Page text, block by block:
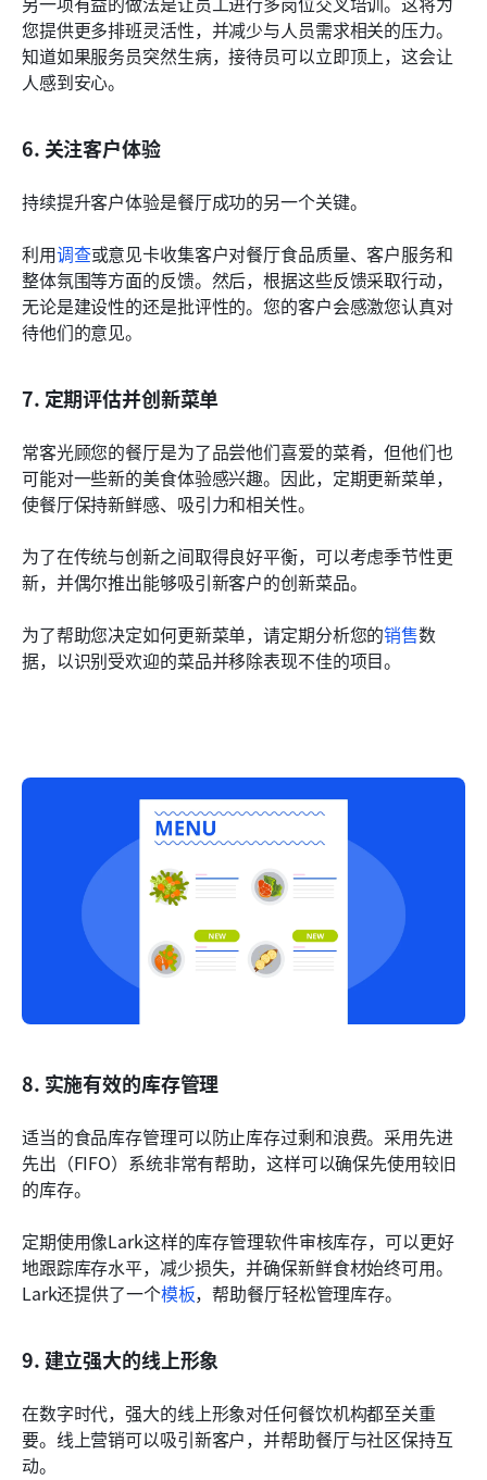
您提供更多排班灵活性，并减少与人员需求相关的压力。
知道如果服务员突然生病，接待员可以立即顶上，这会让
人感到安心。
6. 关注客户体验
持续提升客户体验是餐厅成功的另一个关键。
利用调查或意见卡收集客户对餐厅食品质量、客户服务和
整体氛围等方面的反馈。然后，根据这些反馈采取行动，
无论是建设性的还是批评性的。您的客户会感激您认真对
待他们的意见。
7. 定期评估并创新菜单
常客光顾您的餐厅是为了品尝他们喜爱的菜肴，但他们也
可能对一些新的美食体验感兴趣。因此，定期更新菜单，
使餐厅保持新鲜感、吸引力和相关性。
为了在传统与创新之间取得良好平衡，可以考虑季节性更
新，并偶尔推出能够吸引新客户的创新菜品。
为了帮助您决定如何更新菜单，请定期分析您的销售数
据，以识别受欢迎的菜品并移除表现不佳的项目。
8. 实施有效的库存管理
适当的食品库存管理可以防止库存过剩和浪费。采用先进
先出（FIFO）系统非常有帮助，这样可以确保先使用较旧
的库存。
定期使用像Lark这样的库存管理软件审核库存，可以更好
地跟踪库存水平，减少损失，并确保新鲜食材始终可用。
Lark还提供了一个模板，帮助餐厅轻松管理库存。
9. 建立强大的线上形象
在数字时代，强大的线上形象对任何餐饮机构都至关重
要。线上营销可以吸引新客户，并帮助餐厅与社区保持互
动。